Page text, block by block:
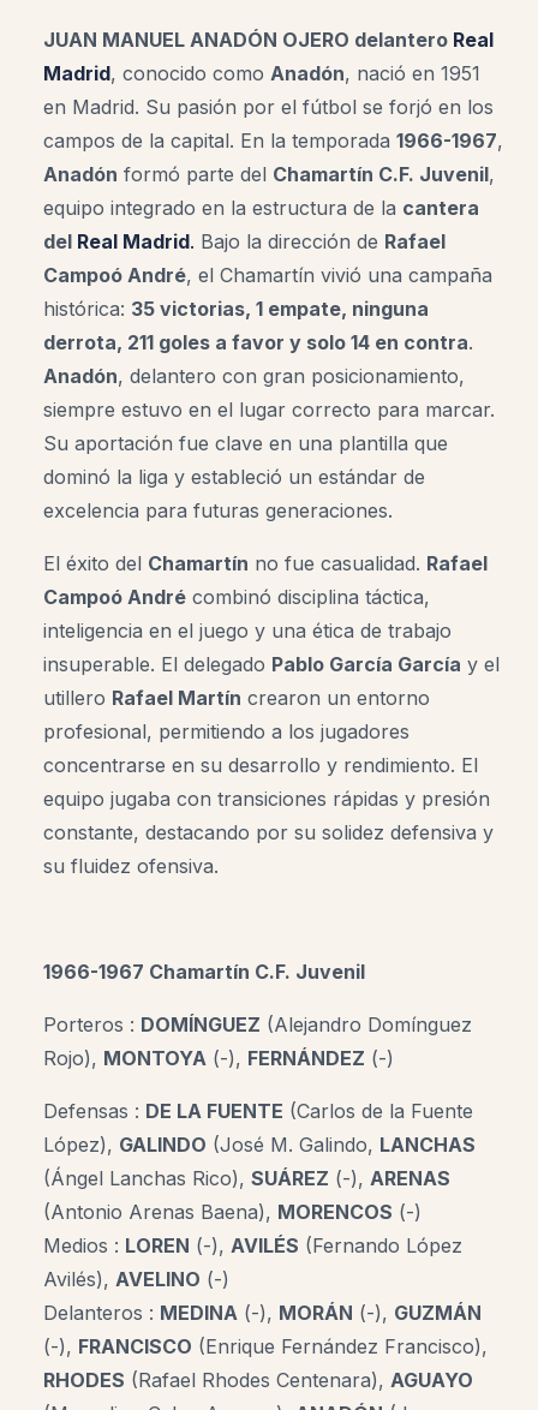
JUAN MANUEL ANADÓN OJERO delantero Real
Madrid, conocido como Anadón, nació en 1951
en Madrid. Su pasión por el fútbol se forjó en los
campos de la capital. En la temporada 1966-1967,
Anadón formó parte del Chamartín C.F. Juvenil,
equipo integrado en la estructura de la cantera
del Real Madrid. Bajo la dirección de Rafael
Campoó André, el Chamartín vivió una campaña
histórica: 35 victorias, 1 empate, ninguna
derrota, 211 goles a favor y solo 14 en contra.
Anadón, delantero con gran posicionamiento,
siempre estuvo en el lugar correcto para marcar.
Su aportación fue clave en una plantilla que
dominó la liga y estableció un estándar de
excelencia para futuras generaciones.
El éxito del Chamartín no fue casualidad. Rafael
Campoó André combinó disciplina táctica,
inteligencia en el juego y una ética de trabajo
insuperable. El delegado Pablo García García y el
utillero Rafael Martín crearon un entorno
profesional, permitiendo a los jugadores
concentrarse en su desarrollo y rendimiento. El
equipo jugaba con transiciones rápidas y presión
constante, destacando por su solidez defensiva y
su fluidez ofensiva.
1966-1967 Chamartín C.F. Juvenil
Porteros : DOMÍNGUEZ (Alejandro Domínguez
Rojo), MONTOYA (-), FERNÁNDEZ (-)
Defensas : DE LA FUENTE (Carlos de la Fuente
López), GALINDO (José M. Galindo, LANCHAS
(Ángel Lanchas Rico), SUÁREZ (-), ARENAS
(Antonio Arenas Baena), MORENCOS (-)
Medios : LOREN (-), AVILÉS (Fernando López
Avilés), AVELINO (-)
Delanteros : MEDINA (-), MORÁN (-), GUZMÁN
(-), FRANCISCO (Enrique Fernández Francisco),
RHODES (Rafael Rhodes Centenara), AGUAYO